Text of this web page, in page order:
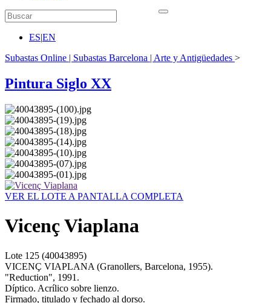
ES|EN
Subastas Online | Subastas Barcelona | Arte y Antigüedades >
Pintura Siglo XX
VER EL LOTE A PANTALLA COMPLETA
Vicenç Viaplana
Lote 125 (40043895)
VICENÇ VIAPLANA (Granollers, Barcelona, 1955).
"Reduction", 1991.
Díptico. Acrílico sobre lienzo.
Firmado, titulado y fechado al dorso.